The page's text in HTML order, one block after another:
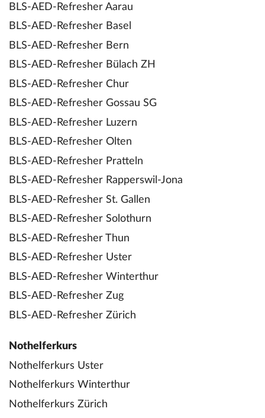
BLS-AED-Refresher Aarau
BLS-AED-Refresher Basel
BLS-AED-Refresher Bern
BLS-AED-Refresher Bülach ZH
BLS-AED-Refresher Chur
BLS-AED-Refresher Gossau SG
BLS-AED-Refresher Luzern
BLS-AED-Refresher Olten
BLS-AED-Refresher Pratteln
BLS-AED-Refresher Rapperswil-Jona
BLS-AED-Refresher St. Gallen
BLS-AED-Refresher Solothurn
BLS-AED-Refresher Thun
BLS-AED-Refresher Uster
BLS-AED-Refresher Winterthur
BLS-AED-Refresher Zug
BLS-AED-Refresher Zürich
Nothelferkurs
Nothelferkurs Uster
Nothelferkurs Winterthur
Nothelferkurs Zürich